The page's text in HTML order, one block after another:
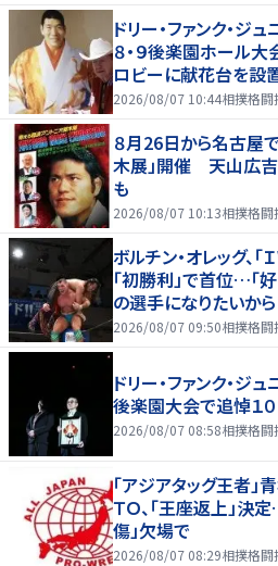
ドリー・ファンク・ジ
８・９後楽園ホール
ロビーに献花台を設
2026/08/07 10:44相撲格闘
８月26日から名古屋
木展」開催 天山広吉
も
2026/08/07 10:13相撲格闘
ボルチン・オレッグ、
「初勝利」で首位…「
の選手になりたいから
2026/08/07 09:50相撲格闘
ドリー・ファンク・ジ
後楽園大会で追悼１
2026/08/07 08:58相撲格闘
「アジアタッグ王者」
ＴＯ、「王座返上」
傷」欠場で
2026/08/07 08:29相撲格闘